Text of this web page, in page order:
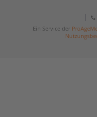
Ein Service der